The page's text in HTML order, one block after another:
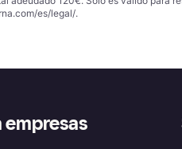
es/legal/.
empresas